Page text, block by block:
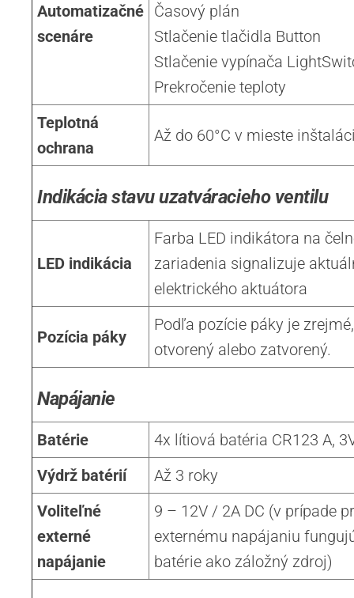
Automatizačné
scenáre
Časový plán
Stlačenie tlačidla Button
Stlačenie vypínača
Prekročenie teploty
Teplotná
ochrana
Až do 60°C v mieste
Indikácia stavu uzatváracieho ventilu
LED indikácia
Farba LED indikátora na
zariadenia signalizuje
elektrického aktuátora
Pozícia páky
Podľa pozície páky je
otvorený alebo zatvorený.
Napájanie
Batérie
4x lítiová batéria CR123 A,
Výdrž batérií
Až 3 roky
Voliteľné
externé
napájanie
9 – 12V / 2A DC (v prípade
externému napájaniu
batérie ako záložný zdroj)